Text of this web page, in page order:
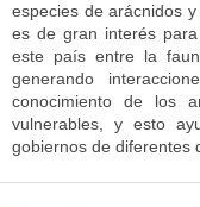
especies de arácnidos
es de gran interés
este país entre la
generando
conocimiento de los
vulnerables, y esto
gobiernos de diferentes